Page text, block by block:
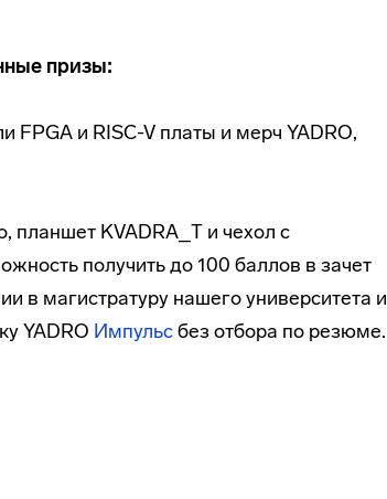
призы:
FPGA и RISC-V платы и мерч YADRO,
планшет KVADRA_T и чехол с
получить до 100 баллов в зачет
в магистратуру нашего университета и
YADRO Импульсбез отбора по резюме.